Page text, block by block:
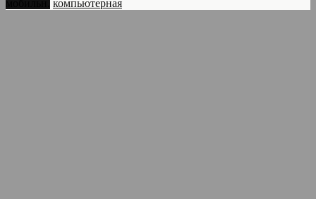
компьютерная